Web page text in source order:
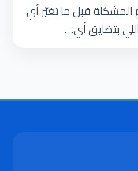
قبل ما تغيّر أي
بتضايق أي…